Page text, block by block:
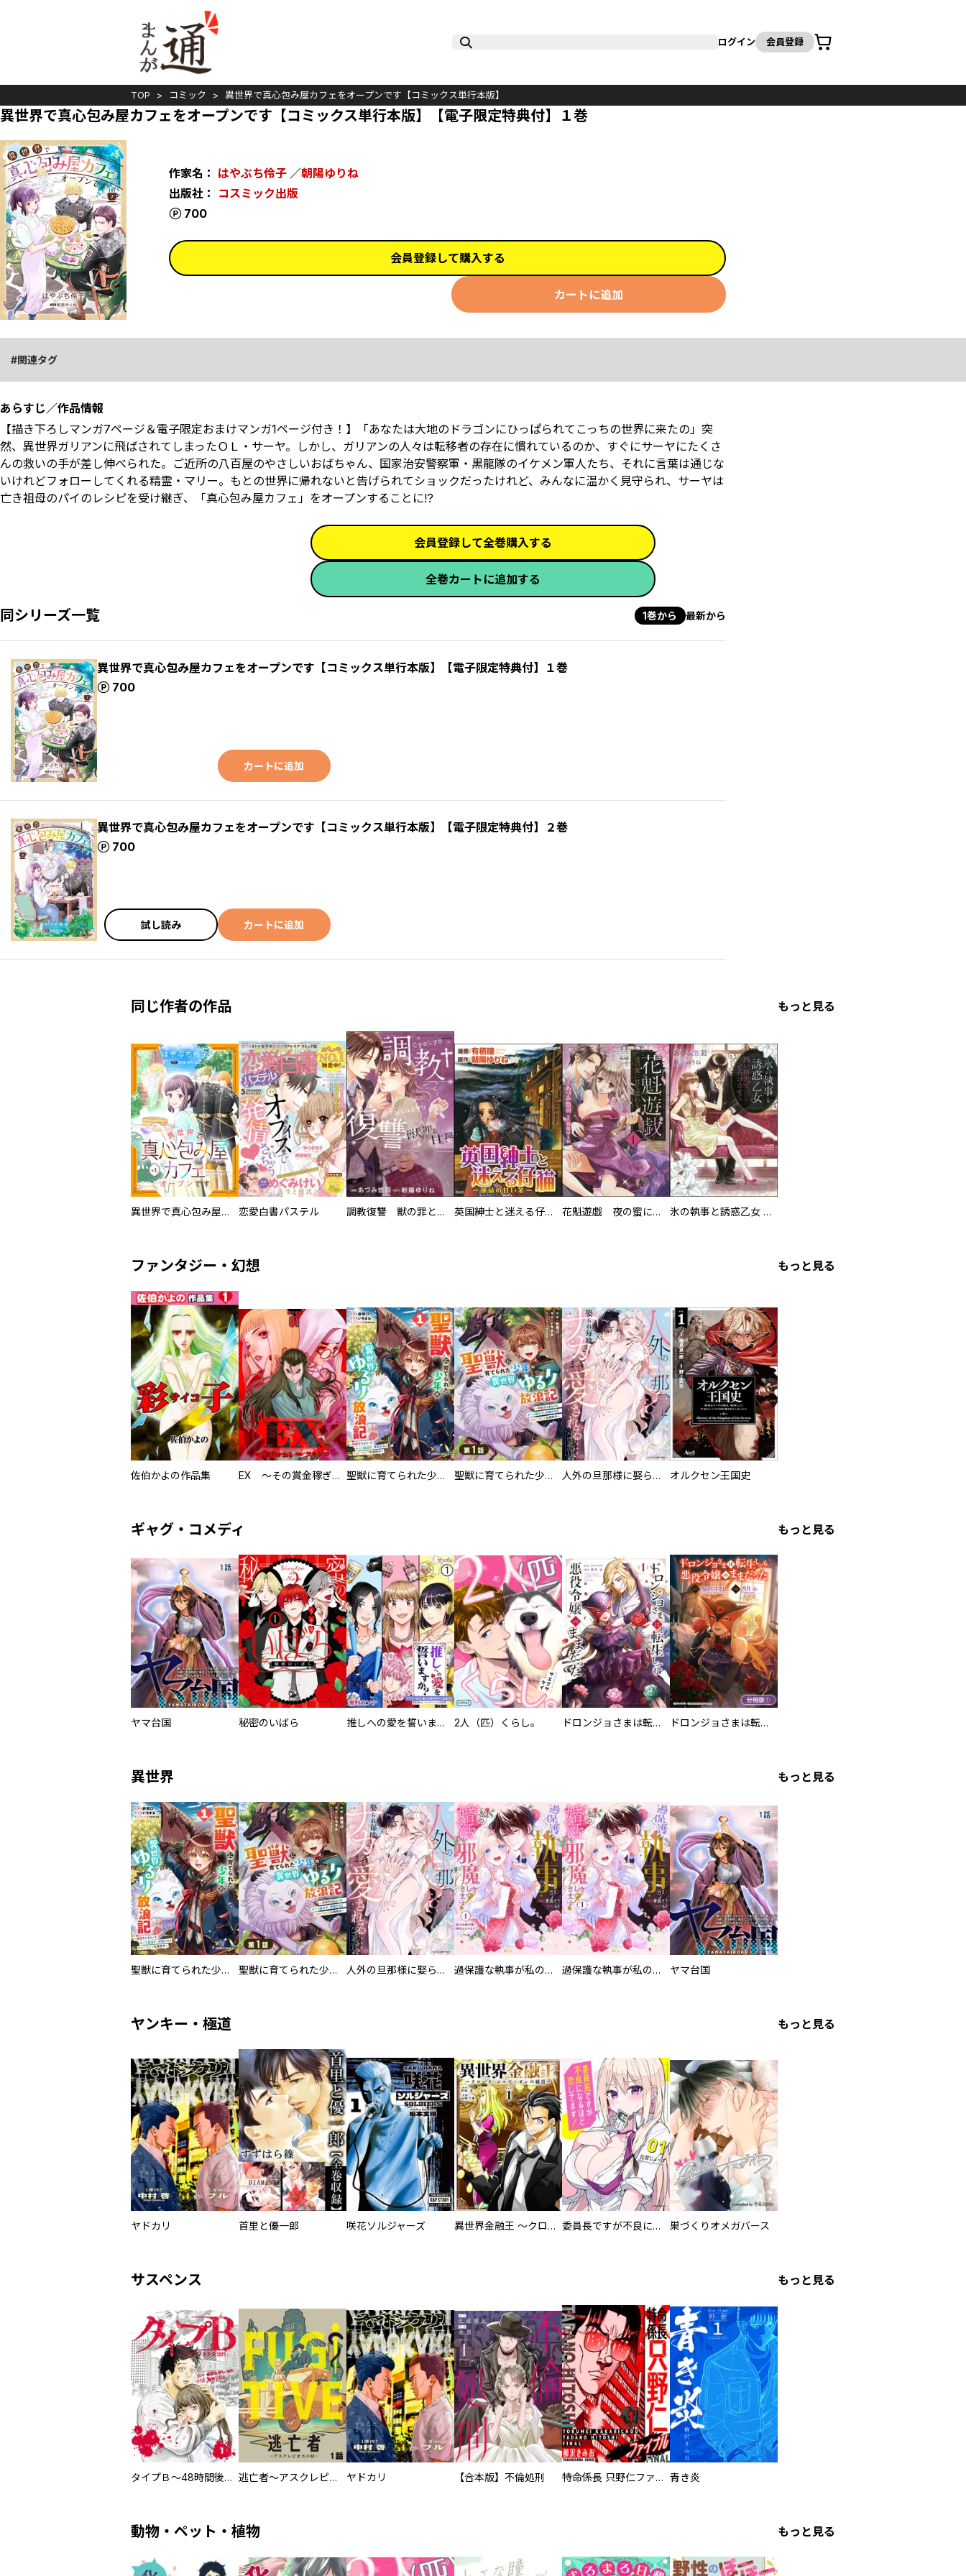
ログイン 会員登録
カート
TOP コミック 異世界で真心包み屋カフェをオープンです【コミックス単行本版】
異世界で真心包み屋カフェをオープンです【コミックス単行本版】【電子限定特典付】１巻
作家名： はやぶち伶子 ／朝陽ゆりね
出版社： コスミック出版
700
会員登録して購入する
カートに追加
関連タグ
あらすじ／作品情報
【描き下ろしマンガ7ページ＆電子限定おまけマンガ1ページ付き！】「あなたは大地のドラゴンにひっぱられてこっちの世界に来たの」突
然、異世界ガリアンに飛ばされてしまったＯＬ・サーヤ。しかし、ガリアンの人々は転移者の存在に慣れているのか、すぐにサーヤにたくさ
んの救いの手が差し伸べられた。ご近所の八百屋のやさしいおばちゃん、国家治安警察軍・黒龍隊のイケメン軍人たち、それに言葉は通じな
いけれどフォローしてくれる精霊・マリー。もとの世界に帰れないと告げられてショックだったけれど、みんなに温かく見守られ、サーヤは
亡き祖母のパイのレシピを受け継ぎ、「真心包み屋カフェ」をオープンすることに!?
会員登録して全巻購入する
全巻カートに追加する
同シリーズ一覧 1巻から 最新から
異世界で真心包み屋カフェをオープンです【コミックス単行本版】【電子限定特典付】１巻
700
ポイント
カートに追加
異世界で真心包み屋カフェをオープンです【コミックス単行本版】【電子限定特典付】２巻
700
ポイント
試し読み カートに追加
同じ作者の作品 もっと見る
異世界で真心包み屋カフェをオープンです【単話版】 恋愛白書パステル 調教復讐 獣の罪と甘い罠 英国紳士と迷える仔猫―運命の甘い糸― 花魁遊戯 夜の蜜に甘く濡れる【完全版】【電子限定ペーパー付】 氷の執事と誘惑乙女 熱い指先でとろけさせて【完全版】
ファンタジー・幻想 もっと見る
佐伯かよの作品集 EX ～その賞金稼ぎは、世界の出口を探す～【単行本版】 聖獣に育てられた少年の異世界ゆるり放浪記～神様からもらったチート魔法で、仲間たちとスローライフを満喫中～ 聖獣に育てられた少年の異世界ゆるり放浪記～神様からもらったチート魔法で、仲間たちとスローライフを満喫中～【分冊版】 人外の旦那様に娶られ毎晩ナカまで愛される…。アンソロジー オルクセン王国史
ギャグ・コメディ もっと見る
ヤマ台国 秘密のいばら 推しへの愛を誓いますか？～アラサー女子、推しは逃げぬが人生逃げる～ 2人（匹）くらし。 ドロンジョさまは転生しても悪役令嬢のままだった ドロンジョさまは転生しても悪役令嬢のままだった【分冊版】
異世界 もっと見る
聖獣に育てられた少年の異世界ゆるり放浪記～神様からもらったチート魔法で、仲間たちとスローライフを満喫中～ 聖獣に育てられた少年の異世界ゆるり放浪記～神様からもらったチート魔法で、仲間たちとスローライフを満喫中～【分冊版】 人外の旦那様に娶られ毎晩ナカまで愛される…。アンソロジー 過保護な執事が私の婚活を邪魔してきます！ 分冊版 過保護な執事が私の婚活を邪魔してきます！ ヤマ台国
ヤンキー・極道 もっと見る
ヤドカリ 首里と優一郎 咲花ソルジャーズ 異世界金融王 ～クローネ・ゴルディオンの覇道～ 委員長ですが不良になるほど恋してます！ 巣づくりオメガバース
サスペンス もっと見る
タイプＢ～48時間後、致死率100％～【単話】 逃亡者～アスクレピオスの杖～ ヤドカリ 【合本版】不倫処刑 特命係長 只野仁ファイナル 愛蔵版 青き炎
動物・ペット・植物 もっと見る